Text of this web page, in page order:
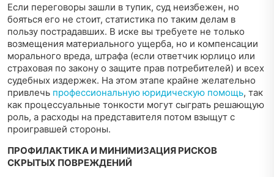
Если переговоры зашли в тупик, суд неизбежен, но
бояться его не стоит, статистика по таким делам в
пользу пострадавших. В иске вы требуете не только
возмещения материального ущерба, но и компенсации
морального вреда, штрафа (если ответчик юрлицо или
страховая по закону о защите прав потребителей) и всех
судебных издержек. На этом этапе крайне желательно
привлечь профессиональную юридическую помощь, так
как процессуальные тонкости могут сыграть решающую
роль, а расходы на представителя потом взыщут с
проигравшей стороны.
ПРОФИЛАКТИКА И МИНИМИЗАЦИЯ РИСКОВ
СКРЫТЫХ ПОВРЕЖДЕНИЙ